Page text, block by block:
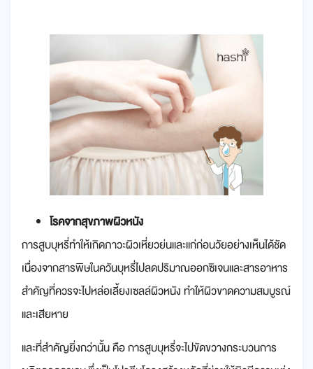
โรคจากสุขภาพผิวหนัง
การสูบบุหรี่ทำให้เกิดภาวะผิวเหี่ยวย่นและแก่ก่อนวัยอย่างเห็นได้ชัด
เนื่องจากสารพิษในควันบุหรี่ไปลดปริมาณออกซิเจนและสารอาหาร
สำคัญที่ควรจะไปหล่อเลี้ยงเซลล์ผิวหนัง ทำให้ผิวขาดความสมบูรณ์
และเสียหาย
และที่สำคัญยิ่งกว่านั้น คือ การสูบบุหรี่จะไปขัดขวางกระบวนการ